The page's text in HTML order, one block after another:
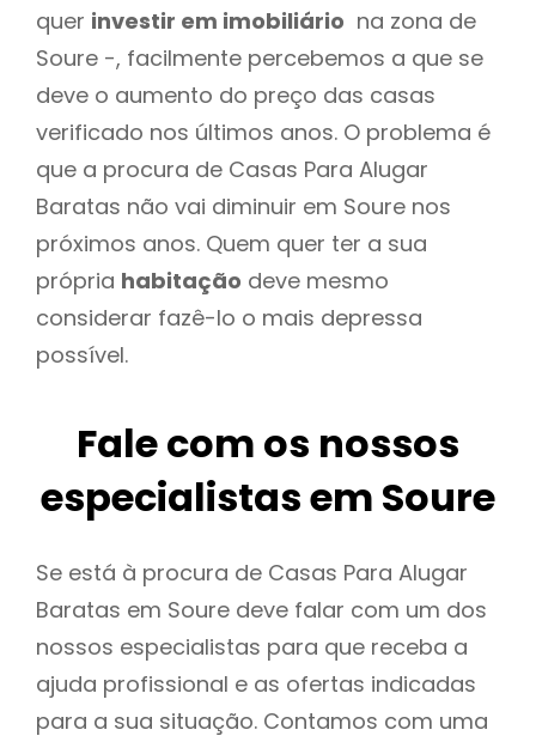
quer investir em imobiliário na zona de
Soure -, facilmente percebemos a que se
deve o aumento do preço das casas
verificado nos últimos anos. O problema é
que a procura de Casas Para Alugar
Baratas não vai diminuir em Soure nos
próximos anos. Quem quer ter a sua
própria habitação deve mesmo
considerar fazê-lo o mais depressa
possível.
Fale com os nossos
especialistas em Soure
Se está à procura de Casas Para Alugar
Baratas em Soure deve falar com um dos
nossos especialistas para que receba a
ajuda profissional e as ofertas indicadas
para a sua situação. Contamos com uma